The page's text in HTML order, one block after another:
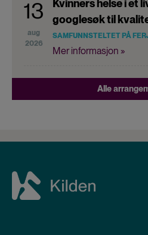
13
aug
2026
Kvinners helse i et
googlesøk til
SAMFUNNSTELTET PÅ
Mer informasjon »
Alle